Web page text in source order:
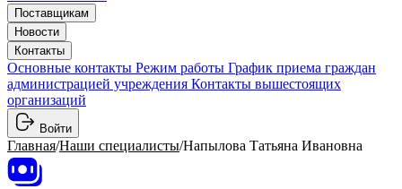
Поставщикам
Новости
Контакты
Основные контакты Режим работы График приема граждан
администрацией учреждения Контакты вышестоящих
организаций
Войти
Главная/Наши специалисты/Напылова Татьяна Ивановна